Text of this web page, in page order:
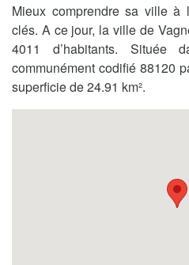
Mieux comprendre sa ville à
clés. A ce jour, la ville de
4011 d’habitants. Située
communément codifié 88120
superficie de 24.91 km².